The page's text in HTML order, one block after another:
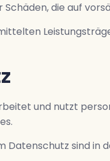
die auf
und nutzt
Datenschutz sind in